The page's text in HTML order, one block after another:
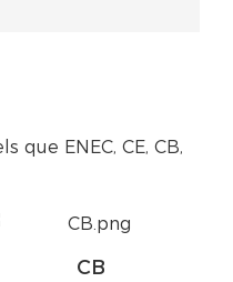
ENEC, CE, CB,
CB